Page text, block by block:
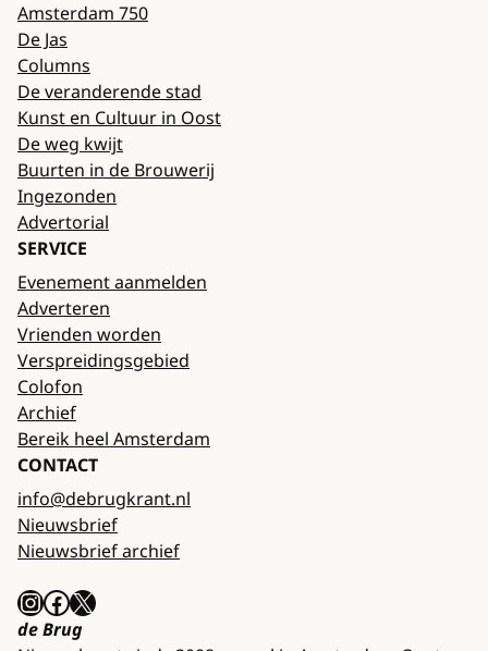
Amsterdam 750
De Jas
Columns
De veranderende stad
Kunst en Cultuur in Oost
De weg kwijt
Buurten in de Brouwerij
Ingezonden
Advertorial
SERVICE
Evenement aanmelden
Adverteren
Vrienden worden
Verspreidingsgebied
Colofon
Archief
Bereik heel Amsterdam
CONTACT
info@debrugkrant.nl
Nieuwsbrief
Nieuwsbrief archief
InstagramFacebook X
de Brug